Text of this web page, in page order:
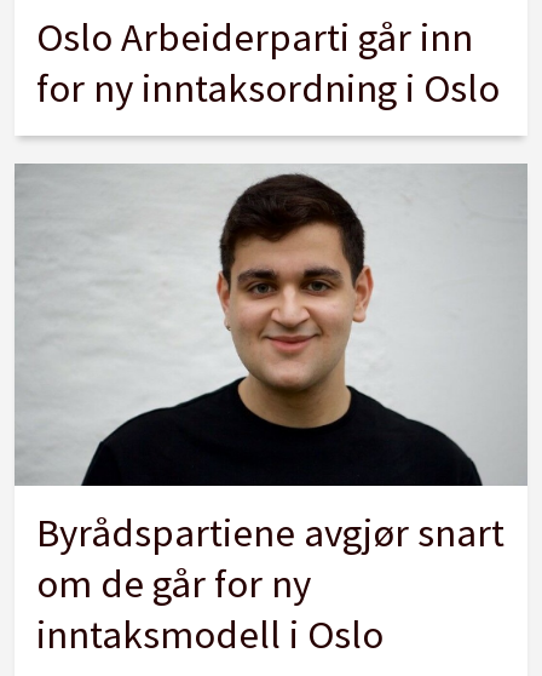
Oslo Arbeiderparti går inn
for ny inntaksordning i Oslo
Byrådspartiene avgjør snart
om de går for ny
inntaksmodell i Oslo